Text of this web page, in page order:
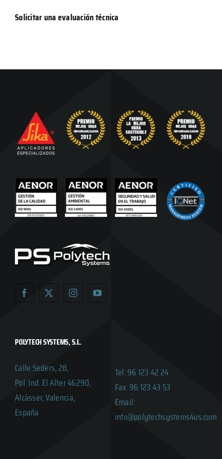
Solicitar una evaluación técnica
POLYTECH SYSTEMS, S.L.
Calle Seders, 28,
Pol. Ind. El Alter 46290,
Alcàsser, Valencia,
España
Tel: 96 123 42 24
Fax: 96 123 43 53
Email:
info@polytechsystems4us.com